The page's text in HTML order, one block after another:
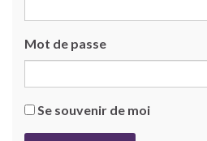
Mot de passe
Se souvenir de moi